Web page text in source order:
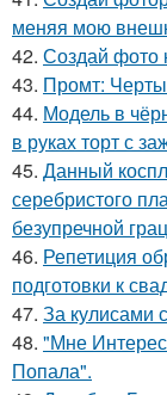
меняя мою
42. Создай фото
43. Промт: Черты
44. Модель в
в руках торт с
45. Данный
серебристого
безупречной
46. Репетиция
подготовки к
47. За кулисами
48. "Мне
Попала".